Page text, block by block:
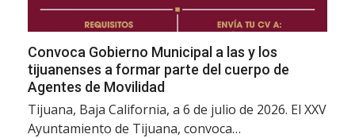
Convoca Gobierno Municipal a las y los
tijuanenses a formar parte del cuerpo de
Agentes de Movilidad
Tijuana, Baja California, a 6 de julio de 2026. El XXV
Ayuntamiento de Tijuana, convoca…